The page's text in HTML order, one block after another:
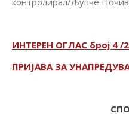
ИНТЕРЕН ОГЛАС број 4 /
ПРИЈАВА ЗА